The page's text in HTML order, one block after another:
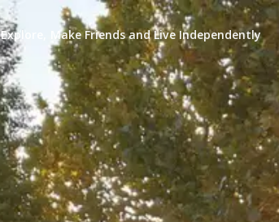
Explore, Make Friends and Live Independently